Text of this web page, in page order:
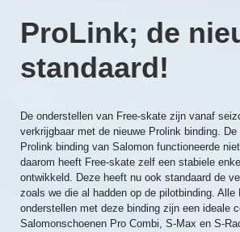
ProLink; de
standaard!
De onderstellen van Free-skate zijn vanaf
verkrijgbaar met de nieuwe Prolink binding. De
Prolink binding van Salomon functioneerde
daarom heeft Free-skate zelf een stabiele
ontwikkeld. Deze heeft nu ook standaard de
zoals we die al hadden op de pilotbinding. Alle
onderstellen met deze binding zijn een ideale
Salomonschoenen Pro Combi, S-Max en S-